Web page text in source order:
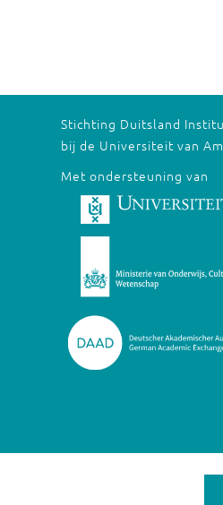
Stichting Duitsland
bij de Universiteit van
Met ondersteuning van